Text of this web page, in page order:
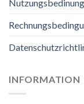
INFORMATION